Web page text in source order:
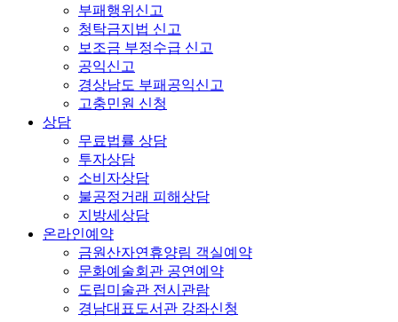
부패행위신고
청탁금지법 신고
보조금 부정수급 신고
공익신고
경상남도 부패공익신고
고충민원 신청
상담
무료법률 상담
투자상담
소비자상담
불공정거래 피해상담
지방세상담
온라인예약
금원산자연휴양림 객실예약
문화예술회관 공연예약
도립미술관 전시관람
경남대표도서관 강좌신청